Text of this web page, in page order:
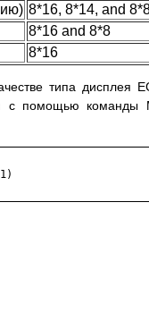
8*16, 8*14, and
8*16 and 8*8
8*16
типа дисплея
с помощью команды